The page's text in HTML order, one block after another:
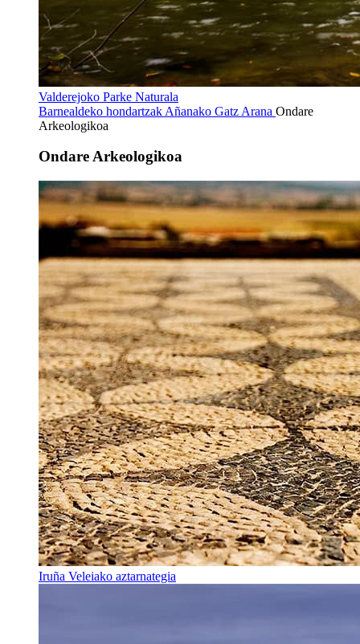
Valderejoko Parke Naturala
Barnealdeko hondartzak Añanako Gatz Arana Ondare
Arkeologikoa
Ondare Arkeologikoa
Iruña Veleiako aztarnategia